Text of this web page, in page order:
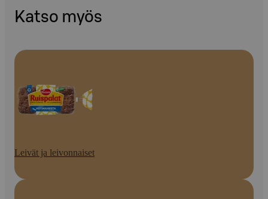
Katso myös
Leivät ja leivonnaiset